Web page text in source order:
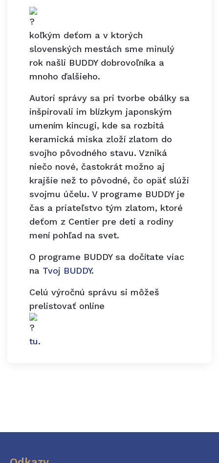
koľkým deťom a v ktorých
slovenských mestách sme minulý
rok našli BUDDY dobrovoľníka a
mnoho ďalšieho.
Autori správy sa pri tvorbe obálky sa
inšpirovali im blízkym japonským
umením kincugi, kde sa rozbitá
keramická miska zloží zlatom do
svojho pôvodného stavu. Vzniká
niečo nové, častokrát možno aj
krajšie než to pôvodné, čo opäť slúži
svojmu účelu. V programe BUDDY je
čas a priateľstvo tým zlatom, ktoré
deťom z Centier pre deti a rodiny
mení pohľad na svet.
O programe BUDDY sa dočítate viac
na Tvoj BUDDY.
Celú výročnú správu si môžeš
prelistovať online
tu.